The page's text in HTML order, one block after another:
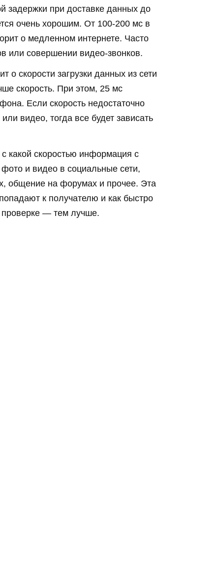
задержки при доставке данных до
очень хорошим. От 100-200 мс в
о медленном интернете. Часто
или совершении видео-звонков.
о скорости загрузки данных из сети
скорость. При этом, 25 мс
Если скорость недостаточно
видео, тогда все будет зависать
какой скоростью информация с
фото и видео в социальные сети,
общение на форумах и прочее. Эта
к получателю и как быстро
— тем лучше.